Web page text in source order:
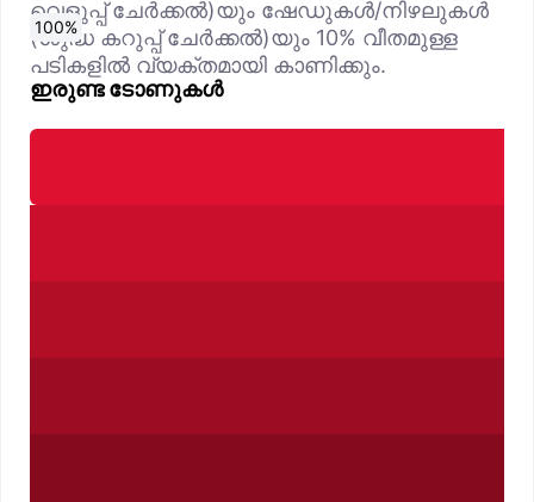
വെളുപ്പ് ചേർക്കൽ)യും ഷേഡുകൾ/നിഴലുകൾ
(ശുദ്ധ കറുപ്പ് ചേർക്കൽ)യും 10% വീതമുള്ള
പടികളിൽ വ്യക്തമായി കാണിക്കും.
ഇരുണ്ട ടോണുകൾ
0%
10%
20%
30%
40%
50%
60%
70%
80%
90%
100%